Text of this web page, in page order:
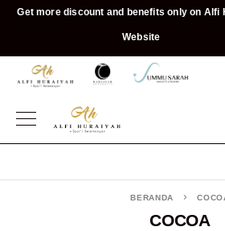
Get more discount and benefits only on Alfi
Website
COCOA
BERANDA